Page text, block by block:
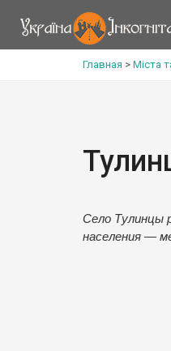
Главная > Міста
Село Тулинцы
населения —